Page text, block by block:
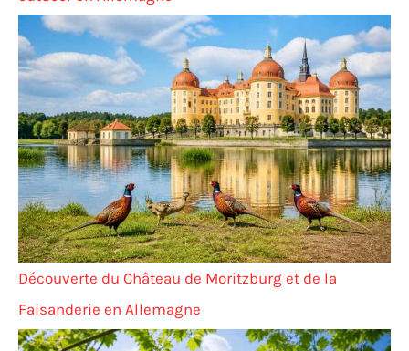
Découverte du Château de Moritzburg et de la
Faisanderie en Allemagne